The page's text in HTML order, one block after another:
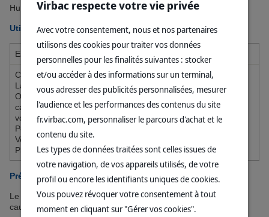
Humidité ..... 69 %
Utilisation pour l'espèce
Espèce Utilisation pour l'espèce
Cheval,
Lapin,
Oiseaux de
cage et de
volière,
Porcins,
Volaille,
Pigeon
Solution orale apportant des minéraux et
oligo-éléments pour des besoins spécifiques
pendant les périodes de forte production
(reproduction, ponte, lactation,
engraissement) ou en cas de carence en
minéraux.
Précaution d'emploi
Le niveau de cuivre dans cet aliment peut être
cause d’intoxication pour certaines races de moutons.
Virbac respecte votre vie privée
Avec votre consentement, nous et nos partenaires
utilisons des cookies pour traiter vos données
personnelles pour les finalités suivantes : stocker
et/ou accéder à des informations sur un terminal,
vous adresser des publicités personnalisées, mesurer
l'audience et les performances des contenus du site
fr.virbac.com, personnaliser le parcours d'achat et le
contenu du site.
Les types de données traitées sont celles issues de
votre navigation, de vos appareils utilisés, de votre
profil ou encore les identifiants uniques de cookies.
Vous pouvez révoquer votre consentement à tout
moment en cliquant sur "Gérer vos cookies".